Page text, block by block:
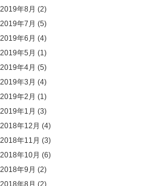
2019年8月 (2)
2019年7月 (5)
2019年6月 (4)
2019年5月 (1)
2019年4月 (5)
2019年3月 (4)
2019年2月 (1)
2019年1月 (3)
2018年12月 (4)
2018年11月 (3)
2018年10月 (6)
2018年9月 (2)
2018年8月 (2)